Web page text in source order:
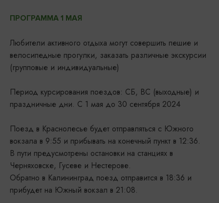
ПРОГРАММА 1 МАЯ
Любители активного отдыха могут совершить пешие и
велосипедные прогулки, заказать различные экскурсии
(групповые и индивидуальные)
Период курсирования поездов: СБ, ВС (выходные) и
праздничные дни. С 1 мая до 30 сентября 2024
Поезд в Краснолесье будет отправляться с Южного
вокзала в 9:55 и прибывать на конечный пункт в 12:36.
В пути предусмотрены остановки на станциях в
Черняховске, Гусеве и Нестерове.
Обратно в Калининград поезд отправится в 18:36 и
прибудет на Южный вокзал в 21:08.